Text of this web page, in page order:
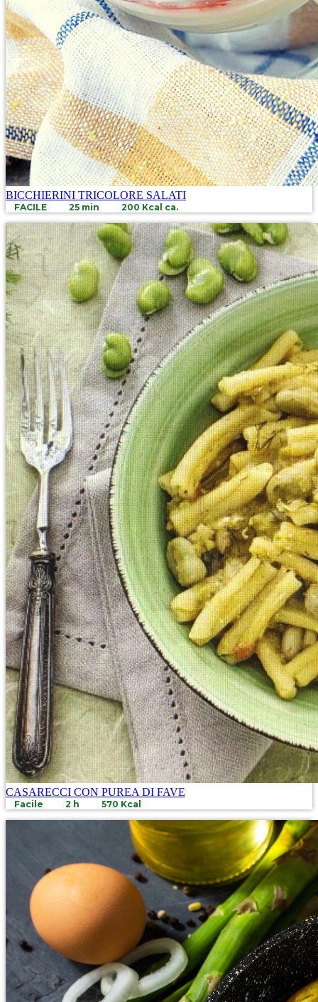
BICCHIERINI TRICOLORE SALATI
FACILE 25 min 200 Kcal ca.
CASARECCI CON PUREA DI FAVE
Facile 2 h 570 Kcal